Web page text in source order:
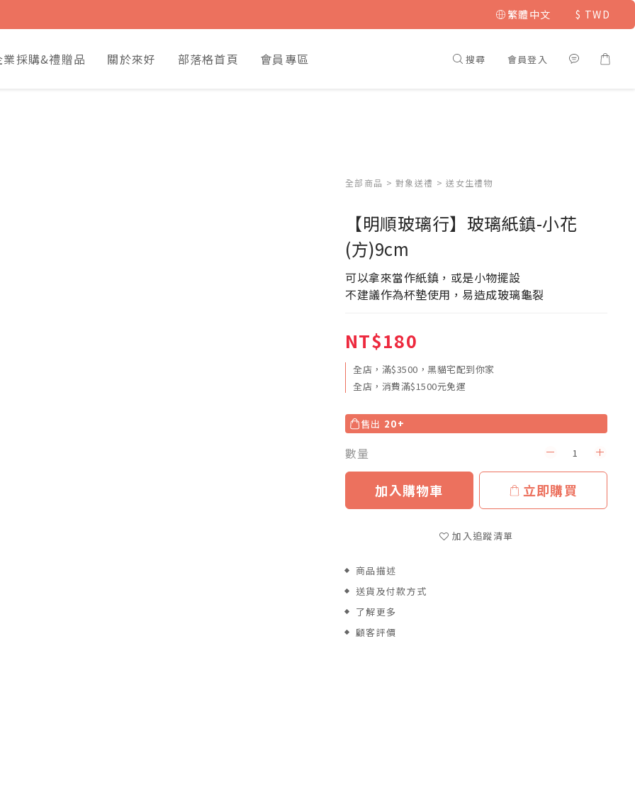
繁體中文 $ TWD
業採購&禮贈品 關於來好 部落格首頁 會員專區 搜尋 會員登入
全部商品 >對象送禮 >送女生禮物
【明順玻璃行】玻璃紙鎮-小花
(方)9cm
可以拿來當作紙鎮，或是小物擺設
不建議作為杯墊使用，易造成玻璃龜裂
NT$180
全店，滿$3500，黑貓宅配到你家
全店，消費滿$1500元免運
售出 20+
數量
加入購物車 立即購買
加入追蹤清單
商品描述
送貨及付款方式
了解更多
顧客評價